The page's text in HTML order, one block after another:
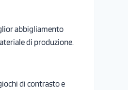
abbigliamento
di produzione.
di contrasto e